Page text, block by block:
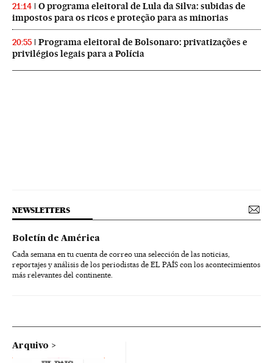
21:14
O programa eleitoral de Lula da Silva: subidas de
impostos para os ricos e proteção para as minorias
20:55
Programa eleitoral de Bolsonaro: privatizações e
privilégios legais para a Polícia
NEWSLETTERS
Boletín de América
Cada semana en tu cuenta de correo una selección de las noticias,
reportajes y análisis de los periodistas de EL PAÍS con los acontecimientos
más relevantes del continente.
Arquivo